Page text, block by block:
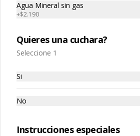
Franquicias
Términos y condiciones
Política de privacidad
Redes sociales
Instagram
Agua Mineral sin gas
+$2.190
Quieres una cuchara?
Seleccione 1
Si
No
Instrucciones especiales